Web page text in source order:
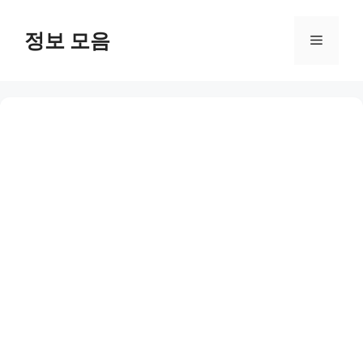
content정보 모음 Menu